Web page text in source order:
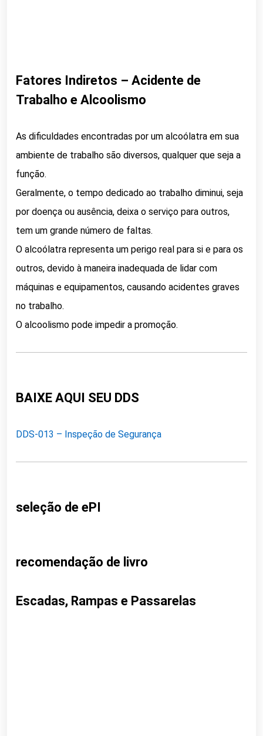
Fatores Indiretos – Acidente de
Trabalho e Alcoolismo
As dificuldades encontradas por um alcoólatra em sua
ambiente de trabalho são diversos, qualquer que seja a
função.
Geralmente, o tempo dedicado ao trabalho diminui, seja
por doença ou ausência, deixa o serviço para outros,
tem um grande número de faltas.
O alcoólatra representa um perigo real para si e para os
outros, devido à maneira inadequada de lidar com
máquinas e equipamentos, causando acidentes graves
no trabalho.
O alcoolismo pode impedir a promoção.
BAIXE AQUI SEU DDS
DDS-013 – Inspeção de Segurança
seleção de ePI
recomendação de livro
Escadas, Rampas e Passarelas